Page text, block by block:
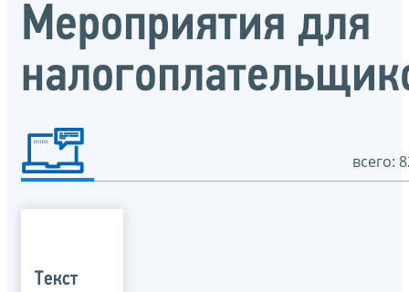
Мероприятия для
всего:
Текст